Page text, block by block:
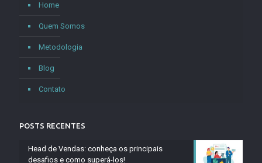
Home
Quem Somos
Metodologia
Blog
Contato
POSTS RECENTES
Head de Vendas: conheça os principais
desafios e como superá-los!